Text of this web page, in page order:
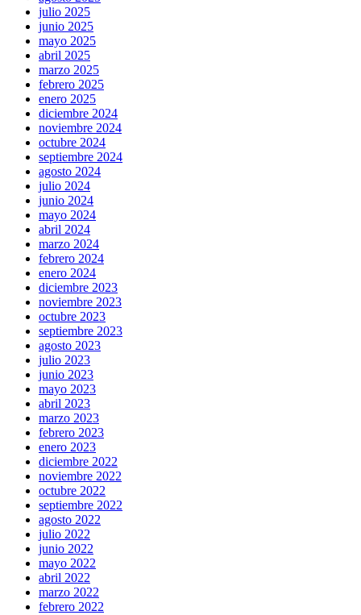
julio 2025
junio 2025
mayo 2025
abril 2025
marzo 2025
febrero 2025
enero 2025
diciembre 2024
noviembre 2024
octubre 2024
septiembre 2024
agosto 2024
julio 2024
junio 2024
mayo 2024
abril 2024
marzo 2024
febrero 2024
enero 2024
diciembre 2023
noviembre 2023
octubre 2023
septiembre 2023
agosto 2023
julio 2023
junio 2023
mayo 2023
abril 2023
marzo 2023
febrero 2023
enero 2023
diciembre 2022
noviembre 2022
octubre 2022
septiembre 2022
agosto 2022
julio 2022
junio 2022
mayo 2022
abril 2022
marzo 2022
febrero 2022